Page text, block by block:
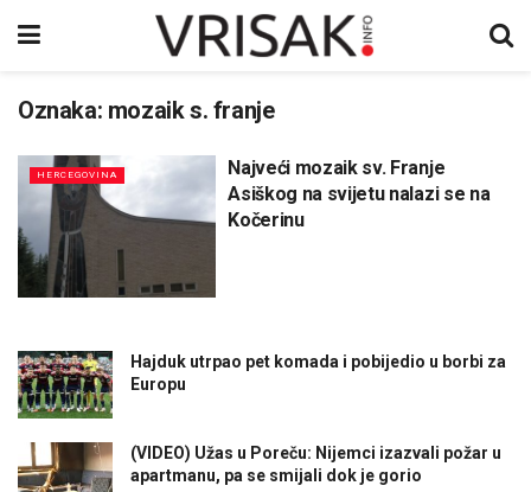
Oznaka: mozaik s. franje
HERCEGOVINA
Najveći mozaik sv. Franje
Asiškog na svijetu nalazi se na
Kočerinu
Hajduk utrpao pet komada i pobijedio u borbi za
Europu
(VIDEO) Užas u Poreču: Nijemci izazvali požar u
apartmanu, pa se smijali dok je gorio